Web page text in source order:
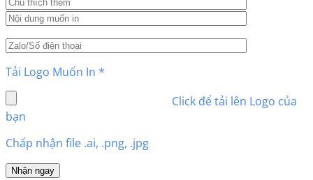
Tải Logo Muốn In *
Click để tải lên Logo của
bạn
Chấp nhận file .ai, .png, .jpg